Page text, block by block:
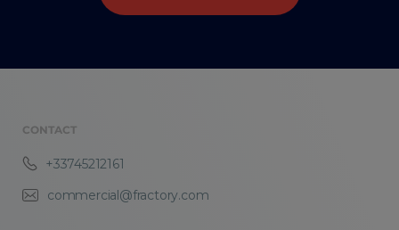
CONTACT
+33745212161
commercial@fractory.com